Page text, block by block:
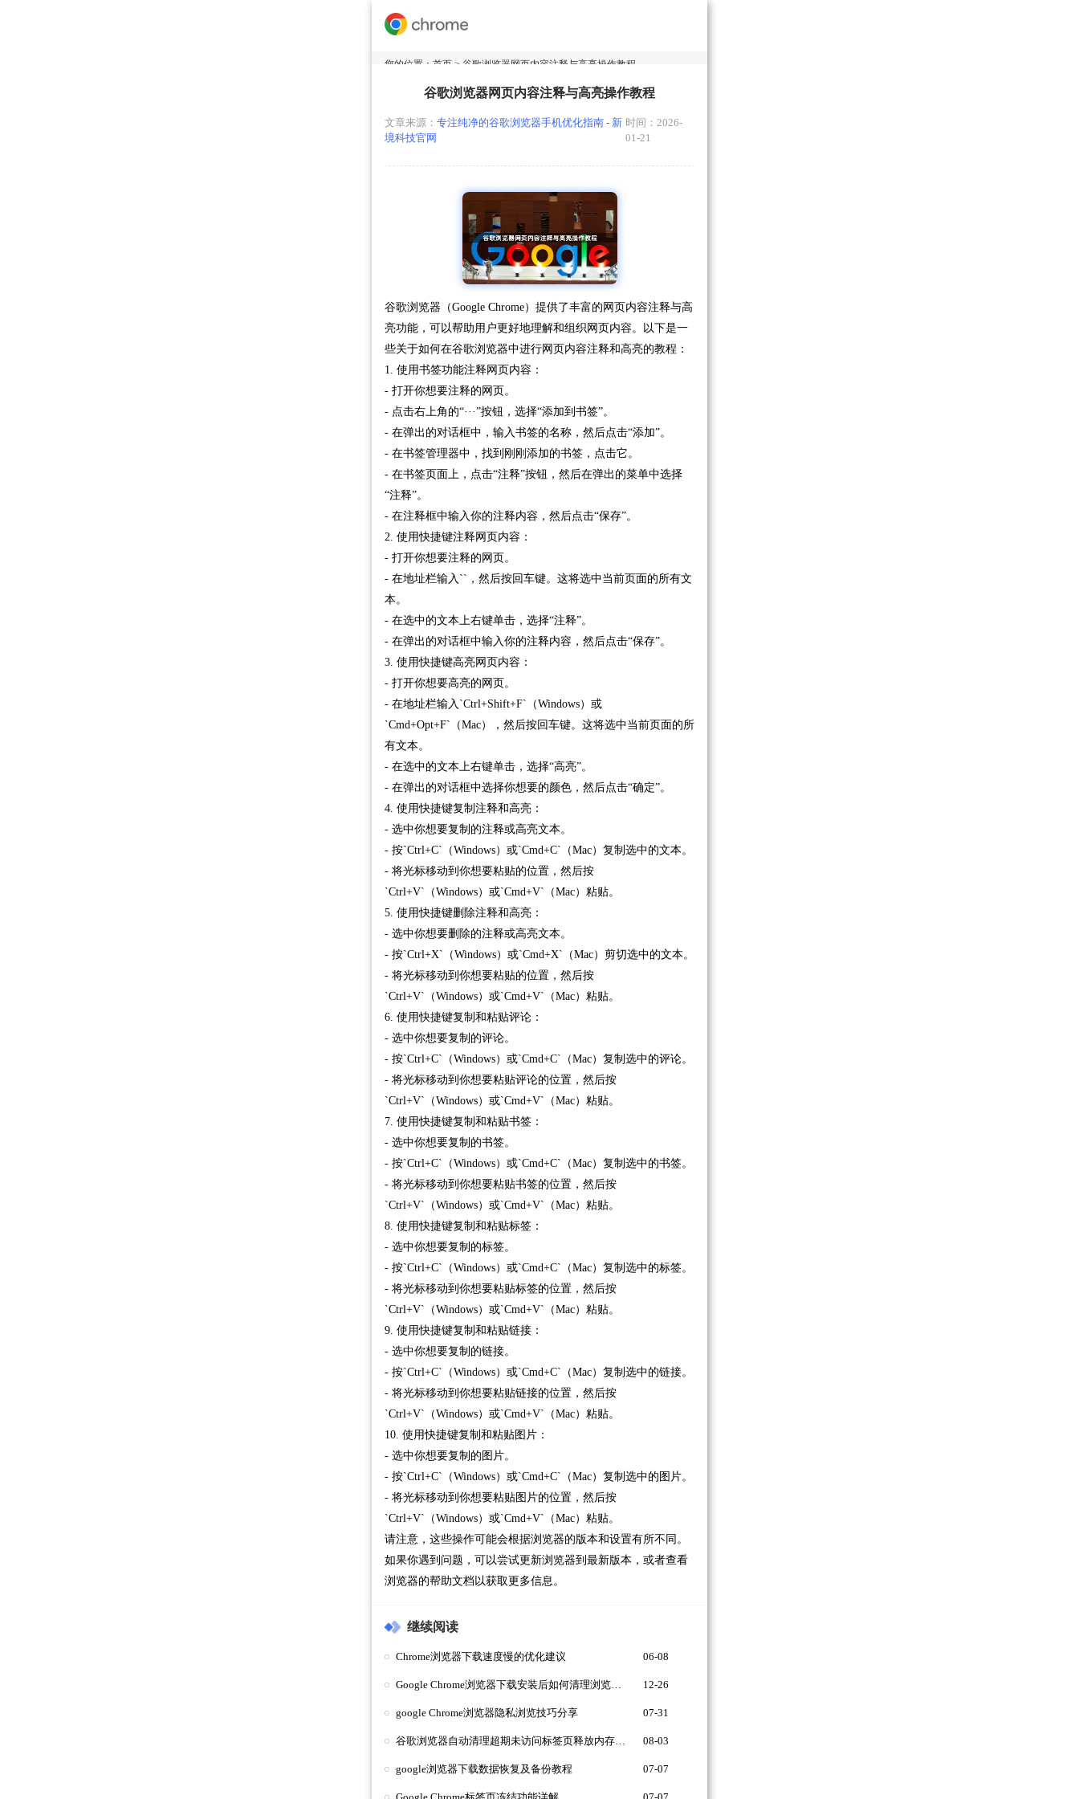
您的位置： 首页 > 谷歌浏览器网页内容注释与高亮操作教程
谷歌浏览器网页内容注释与高亮操作教程
文章来源： 专注纯净的谷歌浏览器手机优化指南 - 新
境科技官网
时间：2026-
01-21
谷歌浏览器（Google Chrome）提供了丰富的网页内容注释与高
亮功能，可以帮助用户更好地理解和组织网页内容。以下是一
些关于如何在谷歌浏览器中进行网页内容注释和高亮的教程：
1. 使用书签功能注释网页内容：
- 打开你想要注释的网页。
- 点击右上角的“···”按钮，选择“添加到书签”。
- 在弹出的对话框中，输入书签的名称，然后点击“添加”。
- 在书签管理器中，找到刚刚添加的书签，点击它。
- 在书签页面上，点击“注释”按钮，然后在弹出的菜单中选择
“注释”。
- 在注释框中输入你的注释内容，然后点击“保存”。
2. 使用快捷键注释网页内容：
- 打开你想要注释的网页。
- 在地址栏输入``，然后按回车键。这将选中当前页面的所有文
本。
- 在选中的文本上右键单击，选择“注释”。
- 在弹出的对话框中输入你的注释内容，然后点击“保存”。
3. 使用快捷键高亮网页内容：
- 打开你想要高亮的网页。
- 在地址栏输入`Ctrl+Shift+F`（Windows）或
`Cmd+Opt+F`（Mac），然后按回车键。这将选中当前页面的所
有文本。
- 在选中的文本上右键单击，选择“高亮”。
- 在弹出的对话框中选择你想要的颜色，然后点击“确定”。
4. 使用快捷键复制注释和高亮：
- 选中你想要复制的注释或高亮文本。
- 按`Ctrl+C`（Windows）或`Cmd+C`（Mac）复制选中的文本。
- 将光标移动到你想要粘贴的位置，然后按
`Ctrl+V`（Windows）或`Cmd+V`（Mac）粘贴。
5. 使用快捷键删除注释和高亮：
- 选中你想要删除的注释或高亮文本。
- 按`Ctrl+X`（Windows）或`Cmd+X`（Mac）剪切选中的文本。
- 将光标移动到你想要粘贴的位置，然后按
`Ctrl+V`（Windows）或`Cmd+V`（Mac）粘贴。
6. 使用快捷键复制和粘贴评论：
- 选中你想要复制的评论。
- 按`Ctrl+C`（Windows）或`Cmd+C`（Mac）复制选中的评论。
- 将光标移动到你想要粘贴评论的位置，然后按
`Ctrl+V`（Windows）或`Cmd+V`（Mac）粘贴。
7. 使用快捷键复制和粘贴书签：
- 选中你想要复制的书签。
- 按`Ctrl+C`（Windows）或`Cmd+C`（Mac）复制选中的书签。
- 将光标移动到你想要粘贴书签的位置，然后按
`Ctrl+V`（Windows）或`Cmd+V`（Mac）粘贴。
8. 使用快捷键复制和粘贴标签：
- 选中你想要复制的标签。
- 按`Ctrl+C`（Windows）或`Cmd+C`（Mac）复制选中的标签。
- 将光标移动到你想要粘贴标签的位置，然后按
`Ctrl+V`（Windows）或`Cmd+V`（Mac）粘贴。
9. 使用快捷键复制和粘贴链接：
- 选中你想要复制的链接。
- 按`Ctrl+C`（Windows）或`Cmd+C`（Mac）复制选中的链接。
- 将光标移动到你想要粘贴链接的位置，然后按
`Ctrl+V`（Windows）或`Cmd+V`（Mac）粘贴。
10. 使用快捷键复制和粘贴图片：
- 选中你想要复制的图片。
- 按`Ctrl+C`（Windows）或`Cmd+C`（Mac）复制选中的图片。
- 将光标移动到你想要粘贴图片的位置，然后按
`Ctrl+V`（Windows）或`Cmd+V`（Mac）粘贴。
请注意，这些操作可能会根据浏览器的版本和设置有所不同。
如果你遇到问题，可以尝试更新浏览器到最新版本，或者查看
浏览器的帮助文档以获取更多信息。
继续阅读
Chrome浏览器下载速度慢的优化建议 06-08
12-26
google Chrome浏览器隐私浏览技巧分享 07-31
08-03
google浏览器下载数据恢复及备份教程 07-07